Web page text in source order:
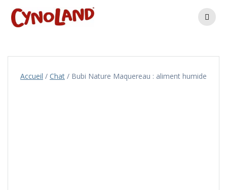
Accueil / Chat / Bubi Nature Maquereau : aliment humide